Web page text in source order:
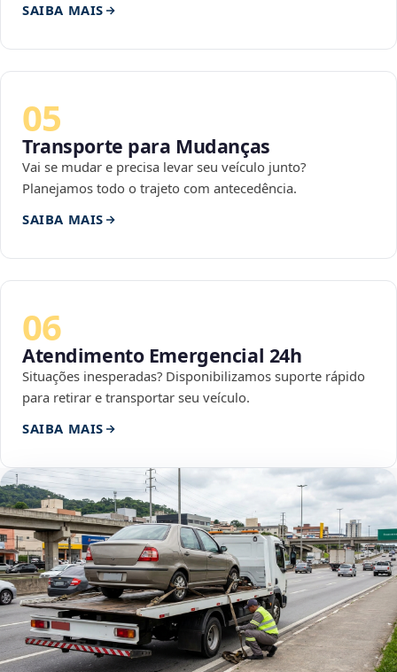
SAIBA MAIS
05
Transporte para Mudanças
Vai se mudar e precisa levar seu veículo junto?
Planejamos todo o trajeto com antecedência.
SAIBA MAIS
06
Atendimento Emergencial 24h
Situações inesperadas? Disponibilizamos suporte rápido
para retirar e transportar seu veículo.
SAIBA MAIS